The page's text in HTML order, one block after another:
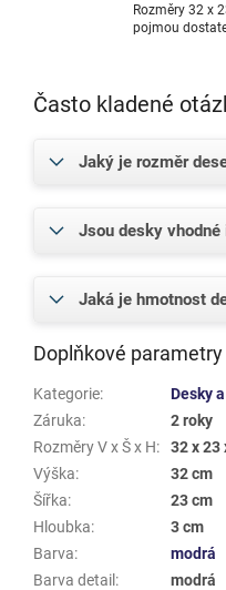
Rozměry 32 x
pojmou
Často kladené
Jaký je rozměr
Jsou desky
Jaká je hmotnost
Doplňkové parametry
Kategorie:
Desky
Záruka:
2 roky
Rozměry V x Š x H:
32 x 23
Výška:
32 cm
Šířka:
23 cm
Hloubka:
3 cm
Barva:
modrá
Barva detail :
modrá